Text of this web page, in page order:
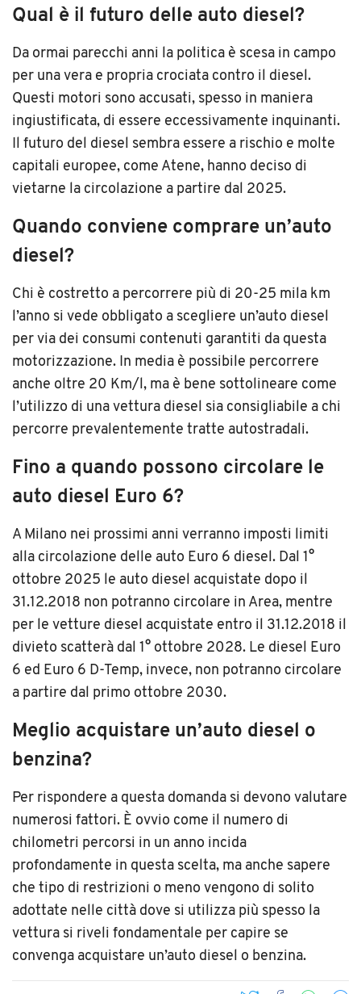
Qual è il futuro delle auto diesel?
Da ormai parecchi anni la politica è scesa in campo
per una vera e propria crociata contro il diesel.
Questi motori sono accusati, spesso in maniera
ingiustificata, di essere eccessivamente inquinanti.
Il futuro del diesel sembra essere a rischio e molte
capitali europee, come Atene, hanno deciso di
vietarne la circolazione a partire dal 2025.
Quando conviene comprare un’auto
diesel?
Chi è costretto a percorrere più di 20-25 mila km
l’anno si vede obbligato a scegliere un’auto diesel
per via dei consumi contenuti garantiti da questa
motorizzazione. In media è possibile percorrere
anche oltre 20 Km/l, ma è bene sottolineare come
l’utilizzo di una vettura diesel sia consigliabile a chi
percorre prevalentemente tratte autostradali.
Fino a quando possono circolare le
auto diesel Euro 6?
A Milano nei prossimi anni verranno imposti limiti
alla circolazione delle auto Euro 6 diesel. Dal 1°
ottobre 2025 le auto diesel acquistate dopo il
31.12.2018 non potranno circolare in Area, mentre
per le vetture diesel acquistate entro il 31.12.2018 il
divieto scatterà dal 1° ottobre 2028. Le diesel Euro
6 ed Euro 6 D-Temp, invece, non potranno circolare
a partire dal primo ottobre 2030.
Meglio acquistare un’auto diesel o
benzina?
Per rispondere a questa domanda si devono valutare
numerosi fattori. È ovvio come il numero di
chilometri percorsi in un anno incida
profondamente in questa scelta, ma anche sapere
che tipo di restrizioni o meno vengono di solito
adottate nelle città dove si utilizza più spesso la
vettura si riveli fondamentale per capire se
convenga acquistare un’auto diesel o benzina.